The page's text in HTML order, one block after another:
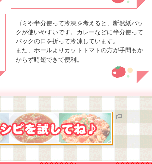
ゴミや半分使って冷凍を考えると、断然紙パッ
クが使いやすいです。カレーなどに半分使って
パックの口を折って冷凍しています。
また、ホールよりカットトマトの方が手間もか
からず時短できて便利。